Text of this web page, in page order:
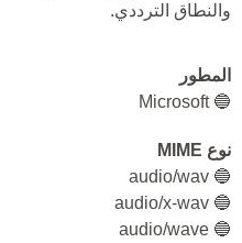
والنطاق الترددي.
المطور
🔵 Microsoft
نوع MIME
🔵 audio/wav
🔵 audio/x-wav
🔵 audio/wave